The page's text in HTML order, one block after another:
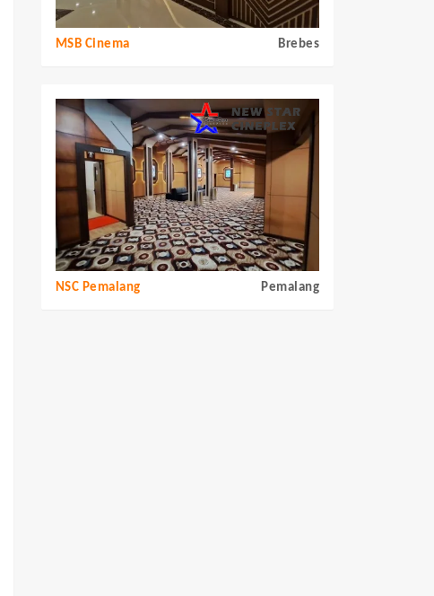
MSB Cinema Brebes
NSC Pemalang Pemalang